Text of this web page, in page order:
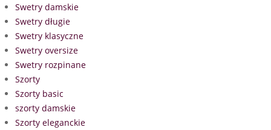
Swetry damskie
Swetry długie
Swetry klasyczne
Swetry oversize
Swetry rozpinane
Szorty
Szorty basic
szorty damskie
Szorty eleganckie